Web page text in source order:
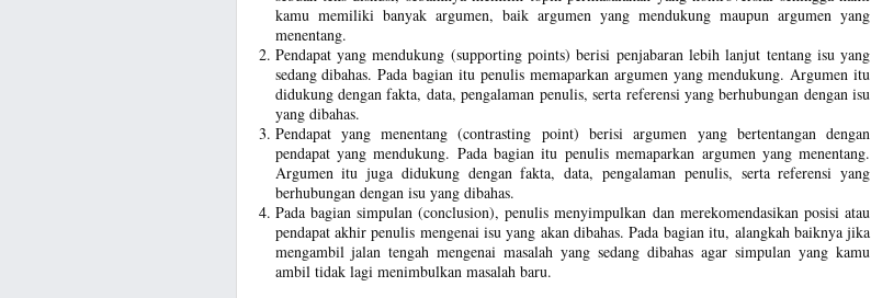
kamu memiliki banyak argumen, baik argumen yang mendukung maupun argumen yang
menentang.
Pendapat yang mendukung (supporting points) berisi penjabaran lebih lanjut tentang isu yang
sedang dibahas. Pada bagian itu penulis memaparkan argumen yang mendukung. Argumen itu
didukung dengan fakta, data, pengalaman penulis, serta referensi yang berhubungan dengan isu
yang dibahas.
Pendapat yang menentang (contrasting point) berisi argumen yang bertentangan dengan
pendapat yang mendukung. Pada bagian itu penulis memaparkan argumen yang menentang.
Argumen itu juga didukung dengan fakta, data, pengalaman penulis, serta referensi yang
berhubungan dengan isu yang dibahas.
Pada bagian simpulan (conclusion), penulis menyimpulkan dan merekomendasikan posisi atau
pendapat akhir penulis mengenai isu yang akan dibahas. Pada bagian itu, alangkah baiknya jika
mengambil jalan tengah mengenai masalah yang sedang dibahas agar simpulan yang kamu
ambil tidak lagi menimbulkan masalah baru.